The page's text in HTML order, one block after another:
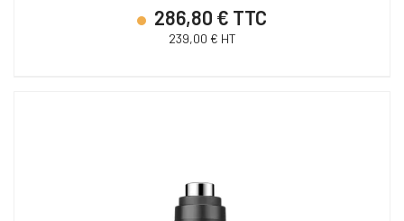
286,80 € TTC
239,00 € HT